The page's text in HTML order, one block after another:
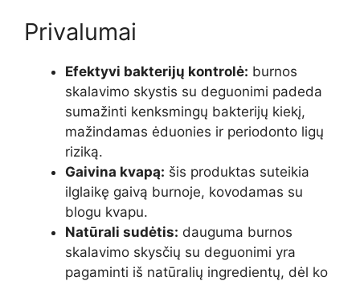
Privalumai
Efektyvi bakterijų kontrolė: burnos
skalavimo skystis su deguonimi padeda
sumažinti kenksmingų bakterijų kiekį,
mažindamas ėduonies ir periodonto ligų
riziką.
Gaivina kvapą: šis produktas suteikia
ilglaikę gaivą burnoje, kovodamas su
blogu kvapu.
Natūrali sudėtis: dauguma burnos
skalavimo skysčių su deguonimi yra
pagaminti iš natūralių ingredientų, dėl ko